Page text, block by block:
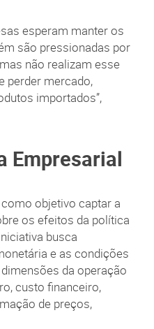
esperam manter os
são pressionadas por
não realizam esse
perder mercado,
importados”,
Empresarial
objetivo captar a
os efeitos da política
busca
e as condições
da operação
custo financeiro,
de preços,